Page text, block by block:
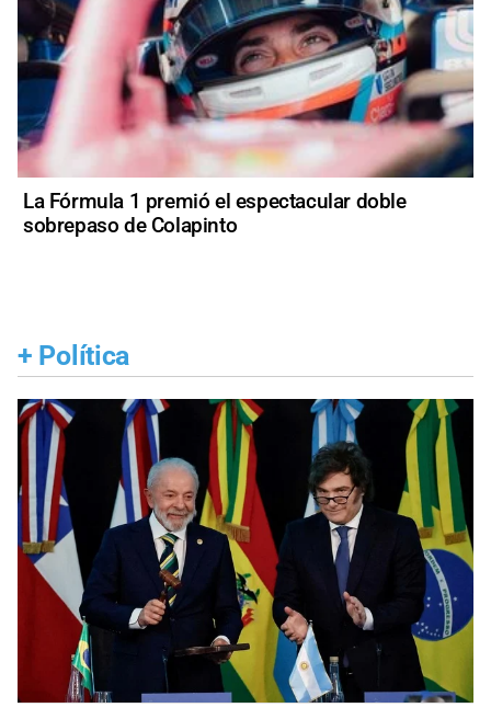
La Fórmula 1 premió el espectacular doble
sobrepaso de Colapinto
+ Política